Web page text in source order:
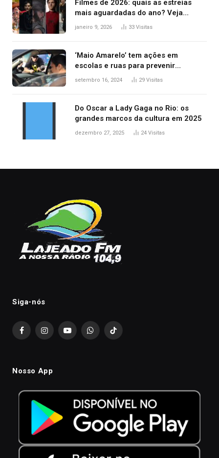
Filmes de 2026: quais as estreias
mais aguardadas do ano? Veja
principais lançamentos do cinema
janeiro 9, 2026 33 Visitas
‘Maio Amarelo’ tem ações em
escolas e ruas para prevenir
acidentes no trânsito no AP
setembro 16, 2024 29 Visitas
Do Oscar a Lady Gaga no Rio: os
grandes marcos da cultura em 2025
dezembro 27, 2025 24 Visitas
Siga-nós
FacebookInstagramYouTubeWhatsAppTikTok
Nosso App